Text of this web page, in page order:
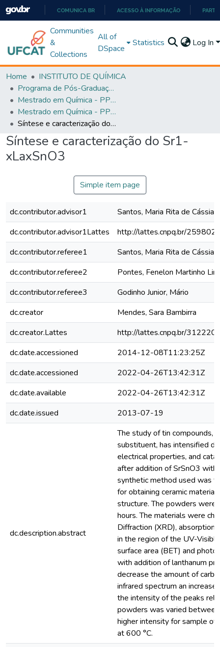
PARA
O
COMUNICA BR ACESSO À INFORMAÇÃO
Communities
&
Collections
All of
DSpace
Statistics Log In
Home
INSTITUTO DE QUÍMICA
Programa de Pós-Graduação em Química - PPGQ
Mestrado em Química - PPGQ
Mestrado em Química - PPGQ
Síntese e caracterização do Sr1-xLaxSnO3
Síntese e caracterização do Sr1-
xLaxSnO3
Simple item page
dc.contributor.advisor1
Santos, Maria Rita de Cássia
dc.contributor.advisor1Lattes
http://lattes.cnpq.br/
dc.contributor.referee1
Santos, Maria Rita de Cássia
dc.contributor.referee2
Pontes, Fenelon Martinho
dc.contributor.referee3
Godinho Junior, Mário
dc.creator
Mendes, Sara Bambirra
dc.creator.Lattes
http://lattes.cnpq.br/
dc.date.accessioned
2014-12-08T11:23:25Z
dc.date.accessioned
2022-04-26T13:42:31Z
dc.date.available
2022-04-26T13:42:31Z
dc.date.issued
2013-07-19
dc.description.abstract
The study of tin compounds,
substituent, has intensified
electrical properties, and
after addition of SrSnO3
synthetic method used was
for obtaining ceramic
structure. The powders
hours. The materials were
Diffraction (XRD), absorption
in the region of the UV-
surface area (BET) and
with addition of lanthanum
decrease the amount of
infrared spectrum an
the intensity of the peaks
powders was varied
higher intensity for sample of
at 600 °C.